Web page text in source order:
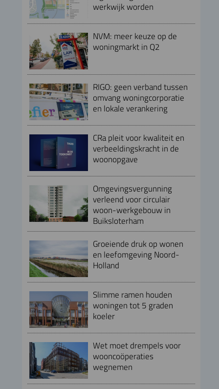
werkwijk worden
NVM: meer keuze op de
woningmarkt in Q2
RIGO: geen verband tussen
omvang woningcorporatie
en lokale verankering
CRa pleit voor kwaliteit en
verbeeldingskracht in de
woonopgave
Omgevingsvergunning
verleend voor circulair
woon-werkgebouw in
Buiksloterham
Groeiende druk op wonen
en leefomgeving Noord-
Holland
Slimme ramen houden
woningen tot 5 graden
koeler
Wet moet drempels voor
wooncoöperaties
wegnemen